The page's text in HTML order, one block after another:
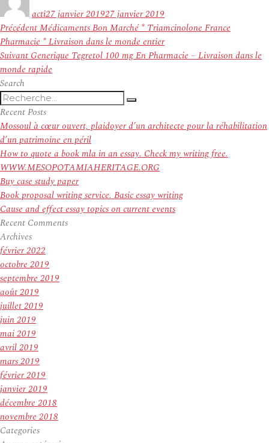
actile
27 janvier 201927 janvier 2019
Navigation
de
l’article
PrécédentArticle
précédent :
Médicaments Bon Marché * Triamcinolone France
Pharmacie * Livraison dans le monde entier
Suivant Article
suivant :
Generique Tegretol 100 mg En Pharmacie – Livraison dans le
monde rapide
Search
Recherche
pour
:
Recherche
Recent Posts
Mossoul à cœur ouvert, plaidoyer d’un architecte pour la réhabilitation
d’un patrimoine en péril
How to quote a book mla in an essay. Check my writing free.
WWW.MESOPOTAMIAHERITAGE.ORG
Buy case study paper
Book proposal writing service. Basic essay writing
Cause and effect essay topics on current events
Recent Comments
Archives
février 2022
octobre 2019
septembre 2019
août 2019
juillet 2019
juin 2019
mai 2019
avril 2019
mars 2019
février 2019
janvier 2019
décembre 2018
novembre 2018
Categories